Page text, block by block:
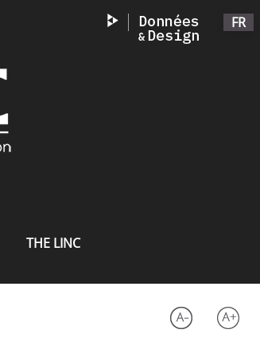
FR
THE LINC